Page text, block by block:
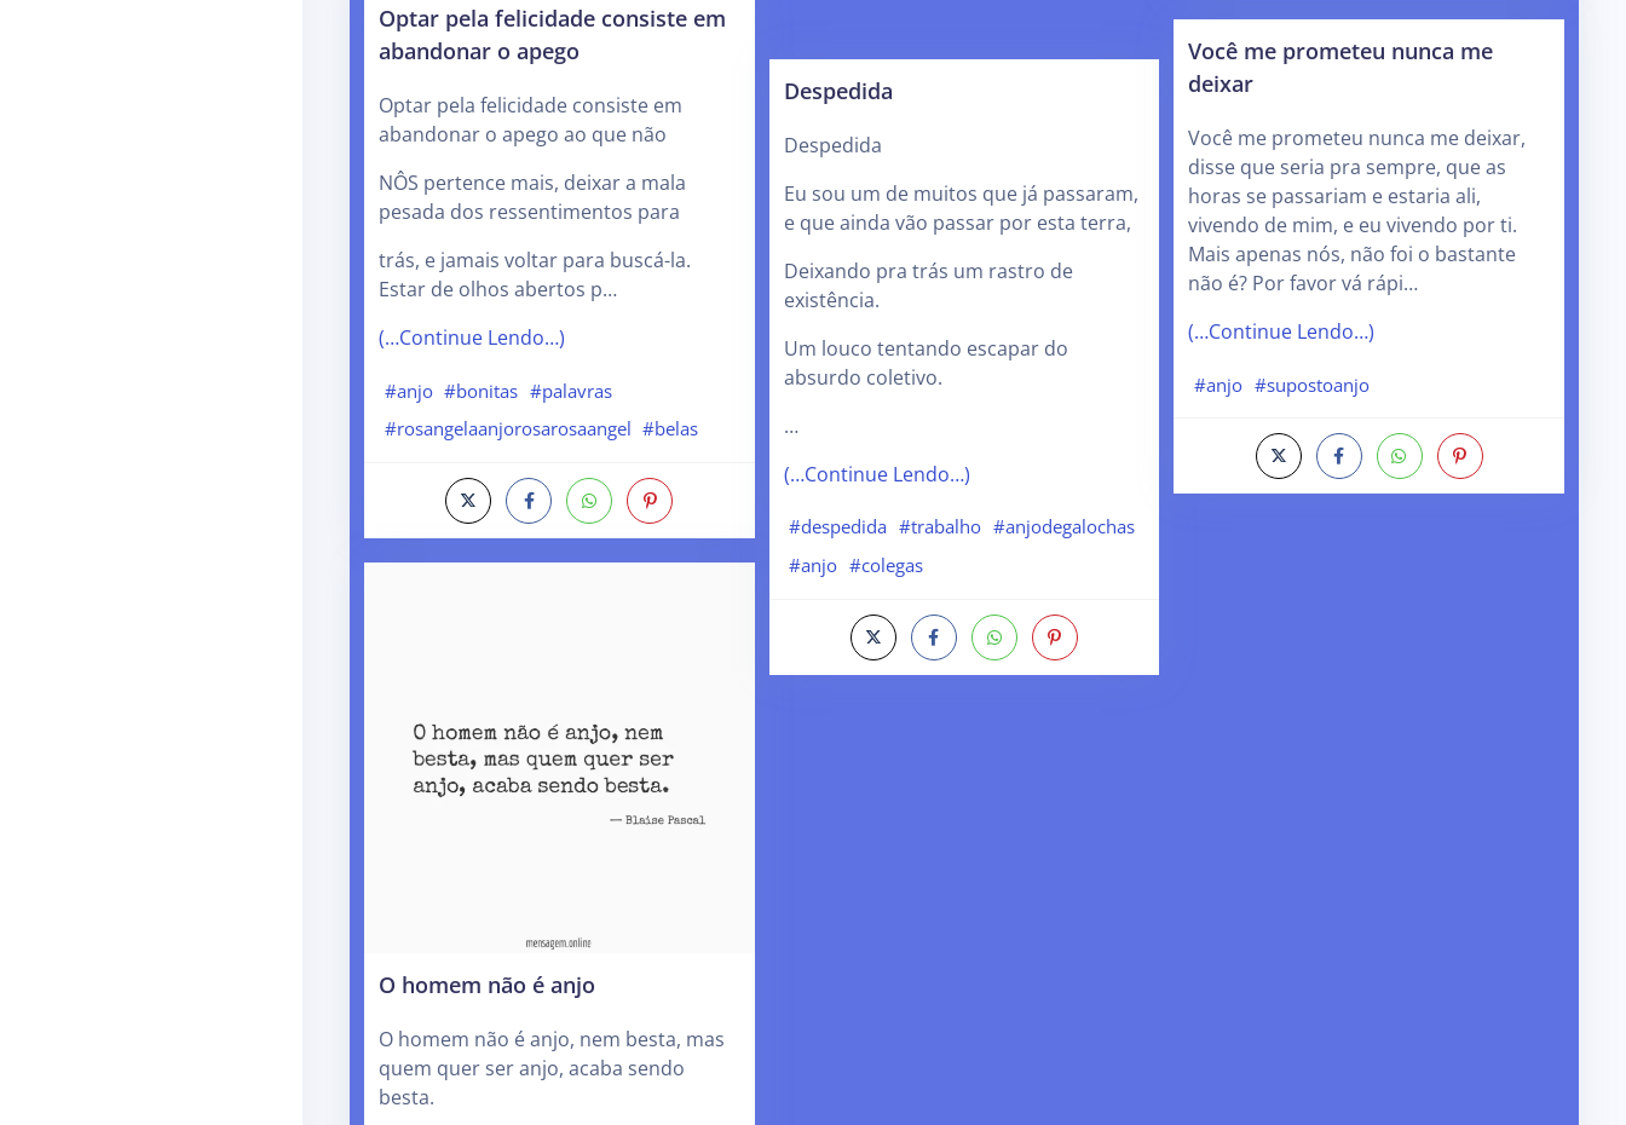
Optar pela felicidade consiste em
abandonar o apego
Optar pela felicidade consiste em
abandonar o apego ao que não
NÔS pertence mais, deixar a mala
pesada dos ressentimentos para
trás, e jamais voltar para buscá-la.
Estar de olhos abertos p…
(…Continue Lendo…)
#anjo #bonitas #palavras
#rosangelaanjorosarosaangel #belas
O homem não é anjo
O homem não é anjo, nem besta, mas
quem quer ser anjo, acaba sendo
besta.
Despedida
Despedida
Eu sou um de muitos que já passaram,
e que ainda vão passar por esta terra,
Deixando pra trás um rastro de
existência.
Um louco tentando escapar do
absurdo coletivo.
…
(…Continue Lendo…)
#despedida #trabalho #anjodegalochas
#anjo #colegas
Você me prometeu nunca me
deixar
Você me prometeu nunca me deixar,
disse que seria pra sempre, que as
horas se passariam e estaria ali,
vivendo de mim, e eu vivendo por ti.
Mais apenas nós, não foi o bastante
não é? Por favor vá rápi…
(…Continue Lendo…)
#anjo #supostoanjo